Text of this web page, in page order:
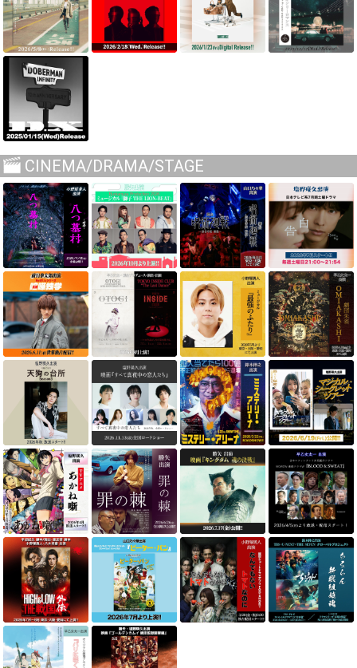
CINEMA/DRAMA/STAGE